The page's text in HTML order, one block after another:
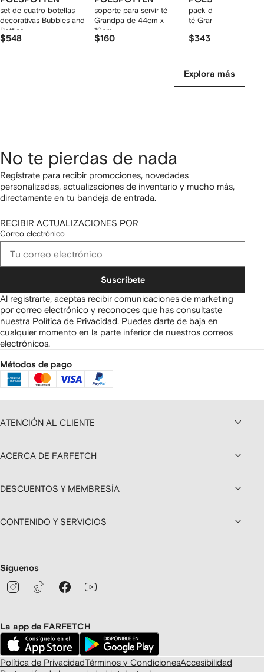
set de cuatro botellas
decorativas Bubbles and
Bottles
$548
soporte para servir té
Grandpa de 44cm x
19cm
$160
pack de cuatro tazas
té Grandpa
$343
Explora más
No te pierdas de nada
Regístrate para recibir promociones, novedades
personalizadas, actualizaciones de inventario y mucho más,
directamente en tu bandeja de entrada.
RECIBIR ACTUALIZACIONES POR
Correo electrónico
Suscríbete
Al registrarte, aceptas recibir comunicaciones de marketing
por correo electrónico y reconoces que has consultaste
nuestra Política de Privacidad. Puedes darte de baja en
cualquier momento en la parte inferior de nuestros correos
electrónicos.
Métodos de pago
ATENCIÓN AL CLIENTE
ACERCA DE FARFETCH
DESCUENTOS Y MEMBRESÍA
CONTENIDO Y SERVICIOS
Síguenos
La app de FARFETCH
Política de PrivacidadTérminos y CondicionesAccesibilidad